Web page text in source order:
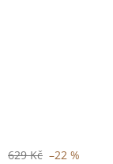
629 Kč –22 %